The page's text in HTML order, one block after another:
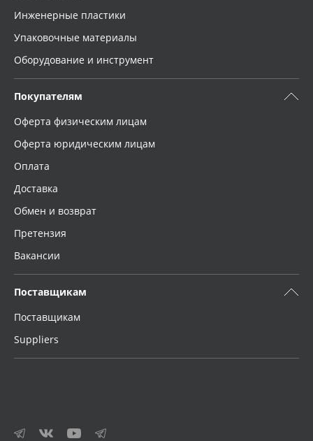
Инженерные пластики
Упаковочные материалы
Оборудование и инструмент
Покупателям
Оферта физическим лицам
Оферта юридическим лицам
Оплата
Доставка
Обмен и возврат
Претензия
Вакансии
Поставщикам
Поставщикам
Suppliers